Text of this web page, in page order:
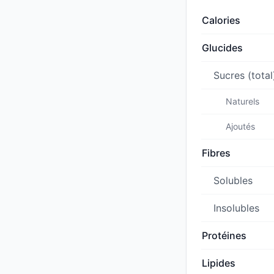
Calories
Glucides
Sucres
Naturels
Ajoutés
Fibres
Solubles
Insolubles
Protéines
Lipides